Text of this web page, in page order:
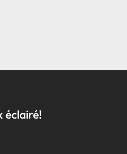
éclairé!